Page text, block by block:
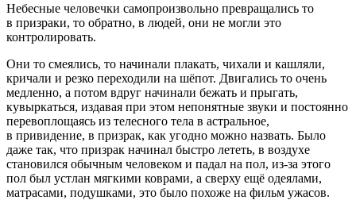
Небесные человечки самопроизвольно превращались то
в призраки, то обратно, в людей, они не могли это
контролировать.
Они то смеялись, то начинали плакать, чихали и кашляли,
кричали и резко переходили на шёпот. Двигались то очень
медленно, а потом вдруг начинали бежать и прыгать,
кувыркаться, издавая при этом непонятные звуки и постоянно
перевоплощаясь из телесного тела в астральное,
в привидение, в призрак, как угодно можно назвать. Было
даже так, что призрак начинал быстро лететь, в воздухе
становился обычным человеком и падал на пол, из-за этого
пол был устлан мягкими коврами, а сверху ещё одеялами,
матрасами, подушками, это было похоже на фильм ужасов.